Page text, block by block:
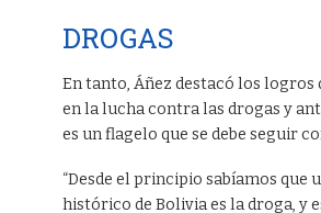
DROGAS
En tanto, Áñez destacó los logros
en la lucha contra las drogas y
es un flagelo que se debe seguir
“Desde el principio sabíamos que
histórico de Bolivia es la droga, y